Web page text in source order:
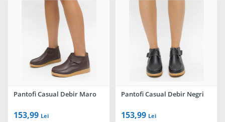
Pantofi Casual Debir Maro
153,99 Lei
Pantofi Casual Debir Negri
153,99 Lei